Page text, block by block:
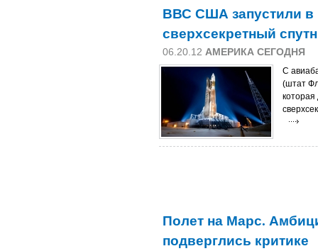
ВВС США запустили в
сверхсекретный
06.20.12 АМЕРИКА СЕГОДНЯ
С
(штат
Полет на Марс.
подверглись критике